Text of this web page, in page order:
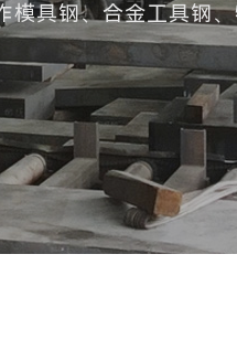
模具钢、合金工具钢